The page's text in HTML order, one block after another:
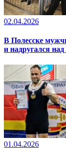
02.04.2026
В Полесске
и надругался
01.04.2026